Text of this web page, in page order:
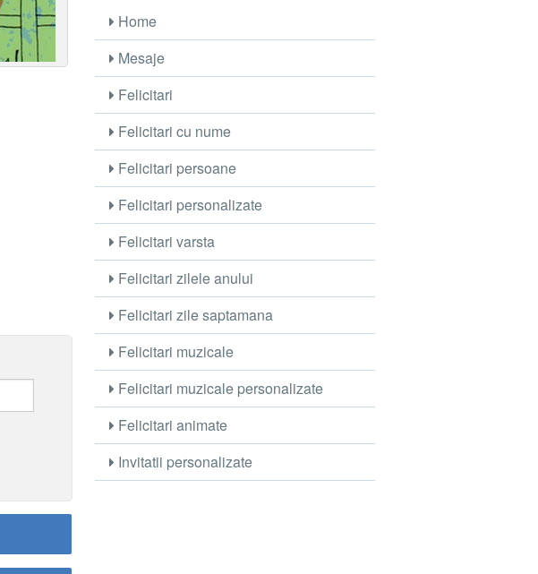
Home
Mesaje
Felicitari
Felicitari cu nume
Felicitari persoane
Felicitari personalizate
Felicitari varsta
Felicitari zilele anului
Felicitari zile saptamana
Felicitari muzicale
Felicitari muzicale personalizate
Felicitari animate
Invitatii personalizate